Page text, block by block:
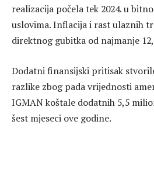
realizacija počela tek 2024. u
uslovima. Inflacija i rast ulaznih
direktnog gubitka od najmanje
Dodatni finansijski pritisak
razlike zbog pada vrijednosti
IGMAN koštale dodatnih 5,5
šest mjeseci ove godine.